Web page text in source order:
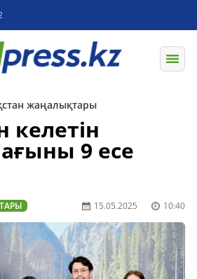
жаңалықтары
9 есе
15.05.2025 10:40